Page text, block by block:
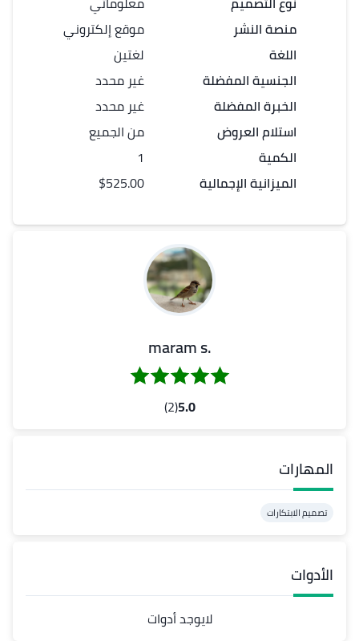
منصة النشر
اللغة
الجنسية المفضلة
الخبرة المفضلة
استلام العروض
الكمية
الميزانية الإجمالية
موقع إلكتروني
لغتين
غير محدد
غير محدد
من الجميع
1
$525.00
.maram s
5.0
(2)
المهارات
تصميم الابتكارات
الأدوات
لايوجد أدوات